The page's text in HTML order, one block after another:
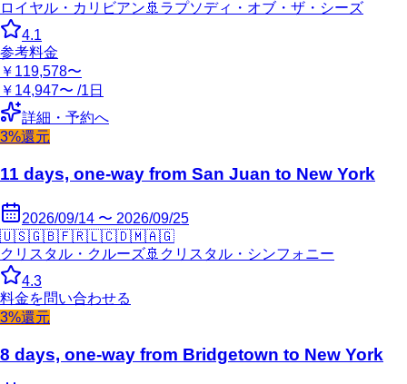
ロイヤル・カリビアン 🚢 ラプソディ・オブ・ザ・シーズ
4.1
参考料金
￥119,578〜
￥14,947〜 /1日
詳細・予約へ
3%還元
11 days, one-way from San Juan to New York
2026/09/14 〜 2026/09/25
🇺🇸🇬🇧🇫🇷🇱🇨🇩🇲🇦🇬
クリスタル・クルーズ🚢 クリスタル・シンフォニー
4.3
料金を問い合わせる
3%還元
8 days, one-way from Bridgetown to New York